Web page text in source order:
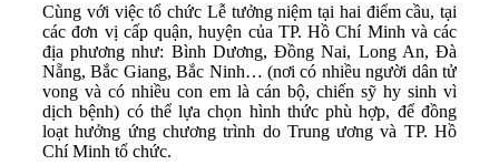
Cùng với việc tổ chức Lễ tưởng niệm tại hai điểm cầu, tại
các đơn vị cấp quận, huyện của TP. Hồ Chí Minh và các
địa phương như: Bình Dương, Đồng Nai, Long An, Đà
Nẵng, Bắc Giang, Bắc Ninh… (nơi có nhiều người dân tử
vong và có nhiều con em là cán bộ, chiến sỹ hy sinh vì
dịch bệnh) có thể lựa chọn hình thức phù hợp, để đồng
loạt hưởng ứng chương trình do Trung ương và TP. Hồ
Chí Minh tổ chức.